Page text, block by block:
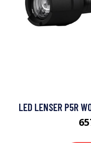
LED LENSER P5R